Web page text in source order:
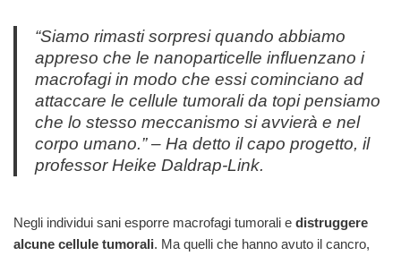
“Siamo rimasti sorpresi quando abbiamo
appreso che le nanoparticelle influenzano i
macrofagi in modo che essi cominciano ad
attaccare le cellule tumorali da topi pensiamo
che lo stesso meccanismo si avvierà e nel
corpo umano.”– Ha detto il capo progetto, il
professor Heike Daldrap-Link.
Negli individui sani esporre macrofagi tumorali e distruggere
alcune cellule tumorali. Ma quelli che hanno avuto il cancro,